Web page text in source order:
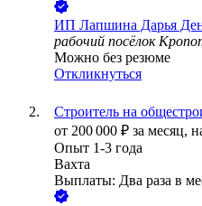
ИП Лапшина Дарья
рабочий посёлок
Можно без резюме
Откликнуться
Строитель на
от 200 000 ₽ за месяц,
Опыт 1-3 года
Вахта
Выплаты: Два раза в